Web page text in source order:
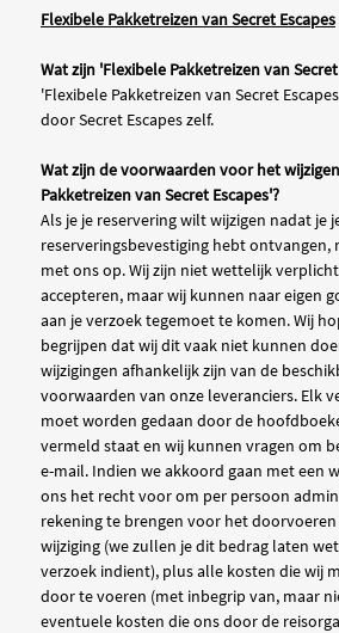
Flexibele Pakketreizen van Secret Escapes
Wat zijn 'Flexibele Pakketreizen van Secret
'Flexibele Pakketreizen van Secret
door Secret Escapes zelf.
Wat zijn de voorwaarden voor het
Pakketreizen van Secret Escapes'?
Als je je reservering wilt wijzigen nadat je
reserveringsbevestiging hebt ontvangen,
met ons op. Wij zijn niet wettelijk
accepteren, maar wij kunnen naar eigen
aan je verzoek tegemoet te komen. Wij
begrijpen dat wij dit vaak niet kunnen
wijzigingen afhankelijk zijn van de
voorwaarden van onze leveranciers. Elk
moet worden gedaan door de
vermeld staat en wij kunnen vragen om
e-mail. Indien we akkoord gaan met een
ons het recht voor om per persoon
rekening te brengen voor het
wijziging (we zullen je dit bedrag laten
verzoek indient), plus alle kosten die wij
door te voeren (met inbegrip van, maar
eventuele kosten die ons door de